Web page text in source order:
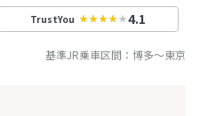
TrustYou 4.1
基準JR乗車区間： 博多～東京